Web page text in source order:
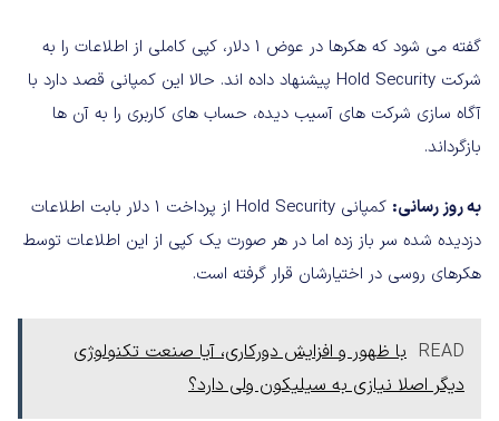
گفته می شود که هکرها در عوض 1 دلار، کپی کاملی از اطلاعات را به
شرکت Hold Security پیشنهاد داده اند. حالا این کمپانی قصد دارد با
آگاه سازی شرکت های آسیب دیده، حساب های کاربری را به آن ها
بازگرداند.
به روز رسانی:
کمپانی Hold Security از پرداخت 1 دلار بابت اطلاعات
دزدیده شده سر باز زده اما در هر صورت یک کپی از این اطلاعات توسط
هکرهای روسی در اختیارشان قرار گرفته است.
READ با ظهور و افزایش دورکاری، آیا صنعت تکنولوژی
دیگر اصلا نیازی به سیلیکون ولی دارد؟